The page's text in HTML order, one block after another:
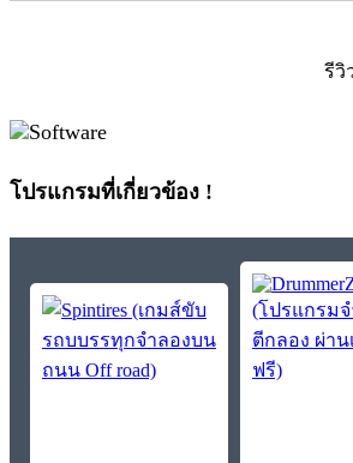
รีวิ
โปรแกรมที่เกี่ยวข้อง !